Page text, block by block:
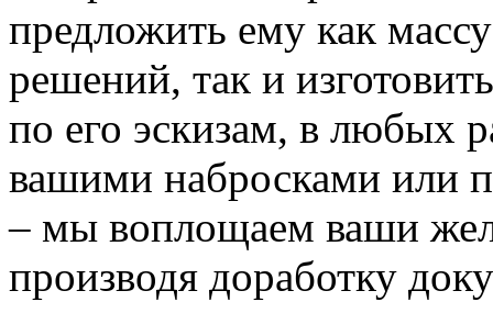
предложить ему как
решений, так и
по его эскизам, в любых
вашими набросками или
– мы воплощаем ваши
производя доработку